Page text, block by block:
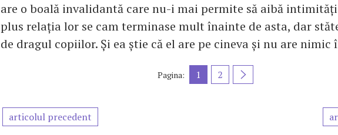
are o boală invalidantă care nu-i mai permite să aibă
plus relația lor se cam terminase mult înainte de asta, dar
de dragul copiilor. Și ea știe că el are pe cineva și nu are nimic
Pagina: 1 2
articolul precedent